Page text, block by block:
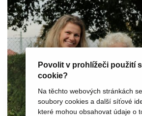
Povolit v prohlížeči použití
cookie?
Na těchto webových stránkách
soubory cookies a další síťové
které mohou obsahovat údaje o